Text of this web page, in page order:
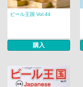
ビール王国 Vol.44
購入